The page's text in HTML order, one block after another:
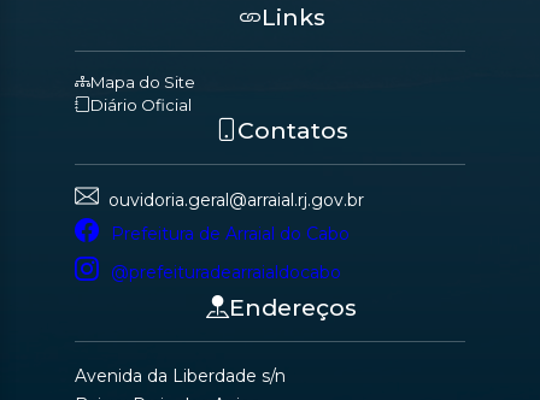
Links
Mapa do Site
Diário Oficial
Contatos
ouvidoria.geral@arraial.rj.gov.br
Prefeitura de Arraial do Cabo
@prefeituradearraialdocabo
Endereços
Avenida da Liberdade s/n